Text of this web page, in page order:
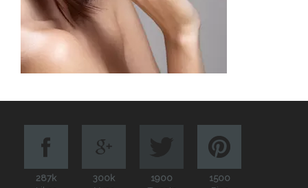
287k
300k
1900
1500